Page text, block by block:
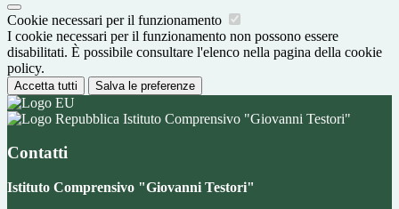
Cookie necessari per il funzionamento
I cookie necessari per il funzionamento non possono essere
disabilitati. È possibile consultare l'elenco nella pagina della cookie
policy.
Accetta tutti Salva le preferenze
Istituto Comprensivo "Giovanni Testori"
Contatti
Istituto Comprensivo "Giovanni Testori"